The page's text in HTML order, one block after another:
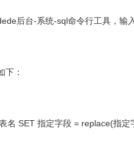
后台-系统-sql命令行工具，输
下：
名 SET 指定字段 = replace(指定